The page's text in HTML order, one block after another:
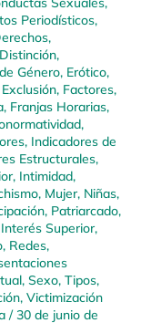
Periodísticos,
,
Distinción,
Género, Erótico,
Exclusión, Factores,
, Franjas Horarias,
,
, Indicadores de
Estructurales,
, Intimidad,
, Mujer, Niñas,
, Patriarcado,
Superior,
, Redes,
, Sexo, Tipos,
, Victimización
/30 de junio de